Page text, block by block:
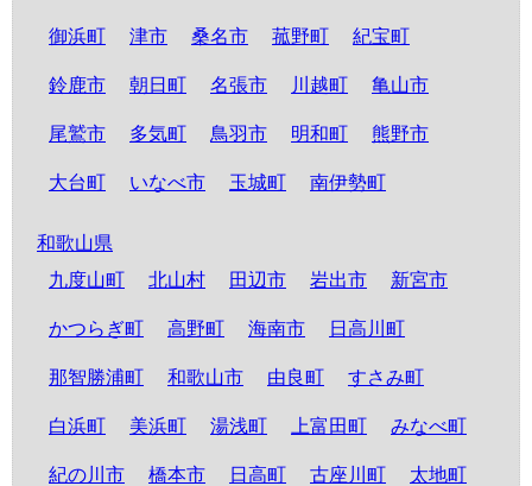
御浜町 津市 桑名市 菰野町 紀宝町
鈴鹿市 朝日町 名張市 川越町 亀山市
尾鷲市 多気町 鳥羽市 明和町 熊野市
大台町 いなべ市 玉城町 南伊勢町
和歌山県
九度山町
北山村 田辺市 岩出市 新宮市
かつらぎ町 高野町 海南市 日高川町
那智勝浦町 和歌山市 由良町 すさみ町
白浜町 美浜町 湯浅町 上富田町 みなべ町
紀の川市 橋本市 日高町 古座川町 太地町